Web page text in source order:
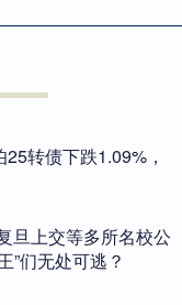
转债下跌1.09%，
旦上交等多所名校公
”们无处可逃？